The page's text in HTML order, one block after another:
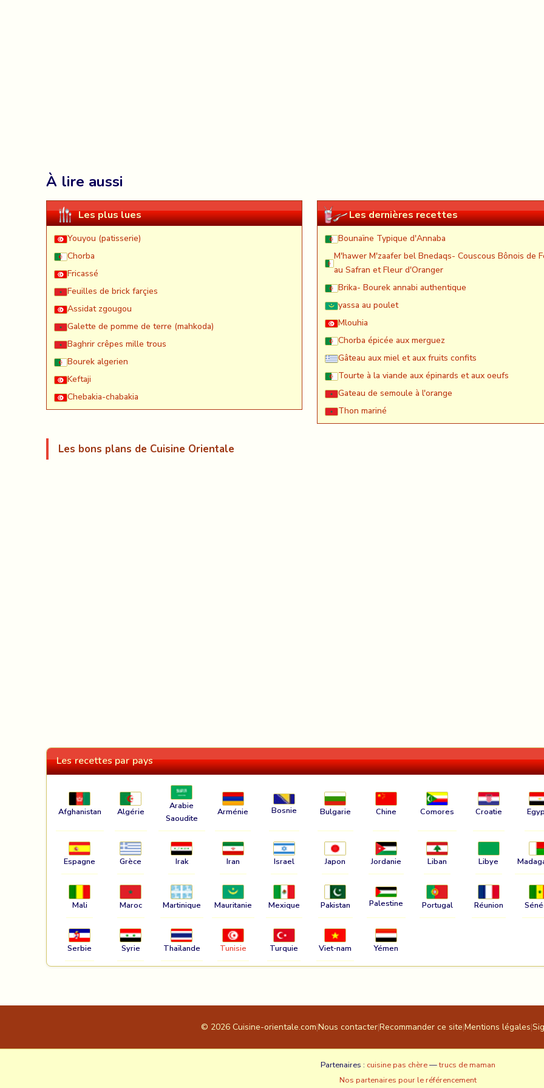
À lire aussi
Les plus lues
Youyou (patisserie)
Chorba
Fricassé
Feuilles de brick farçies
Assidat zgougou
Galette de pomme de terre (mahkoda)
Baghrir crêpes mille trous
Bourek algerien
Keftaji
Chebakia-chabakia
Les dernières recettes
Bounaïne Typique d'Annaba
M'hawer M'zaafer bel Bnedaqs- Couscous Bônois de
au Safran et Fleur d'Oranger
Brika- Bourek annabi authentique
yassa au poulet
Mlouhia
Chorba épicée aux merguez
Gâteau aux miel et aux fruits confits
Tourte à la viande aux épinards et aux oeufs
Gateau de semoule à l'orange
Thon mariné
Les bons plans de Cuisine Orientale
Les recettes par pays
Afghanistan Algérie
Arabie
Saoudite
Arménie Bosnie Bulgarie Chine Comores Croatie
Espagne Grèce Irak Iran Israel Japon Jordanie Liban Libye
Mali Maroc Martinique Mauritanie Mexique Pakistan Palestine Portugal Réunion
Serbie Syrie Thaïlande Tunisie Turquie Viet-nam Yémen
© 2026 Cuisine-orientale.com|Nous contacter|Recommander ce site|Mentions légales|
Partenaires : cuisine pas chère—trucs de maman
Nos partenaires pour le référencement